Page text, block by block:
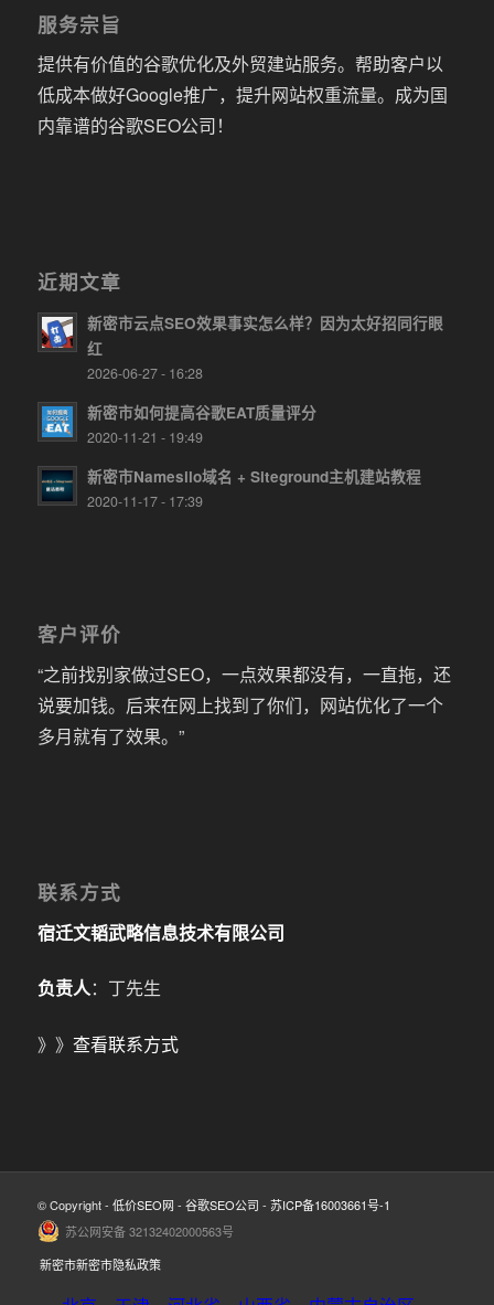
服务宗旨
提供有价值的谷歌优化及外贸建站服务。帮助客户以
低成本做好Google推广，提升网站权重流量。成为国
内靠谱的谷歌SEO公司！
近期文章
新密市云点SEO效果事实怎么样？因为太好招同行眼
红
2026-06-27 - 16:28
新密市如何提高谷歌EAT质量评分
2020-11-21 - 19:49
新密市Namesilo域名 + Siteground主机建站教程
2020-11-17 - 17:39
客户评价
“之前找别家做过SEO，一点效果都没有，一直拖，还
说要加钱。后来在网上找到了你们，网站优化了一个
多月就有了效果。”
联系方式
宿迁文韬武略信息技术有限公司
负责人：丁先生
》》 查看联系方式
© Copyright - 低价SEO网 - 谷歌SEO公司 - 苏ICP备16003661号-1
苏公网安备 32132402000563号
新密市新密市隐私政策